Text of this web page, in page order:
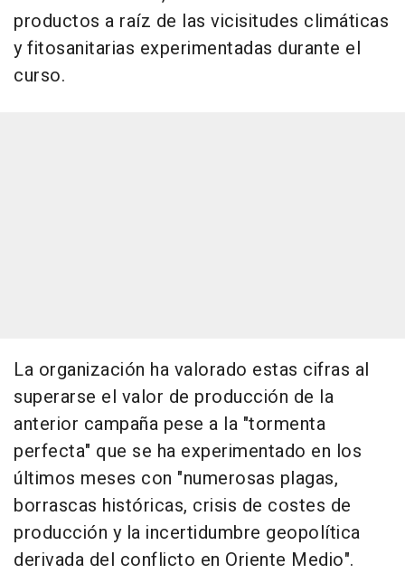
productos a raíz de las vicisitudes climáticas
y fitosanitarias experimentadas durante el
curso.
La organización ha valorado estas cifras al
superarse el valor de producción de la
anterior campaña pese a la "tormenta
perfecta" que se ha experimentado en los
últimos meses con "numerosas plagas,
borrascas históricas, crisis de costes de
producción y la incertidumbre geopolítica
derivada del conflicto en Oriente Medio".